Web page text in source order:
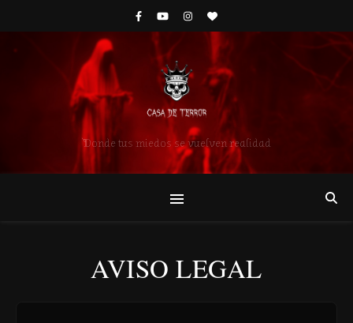
Donde tus miedos se vuelven realidad
AVISO LEGAL